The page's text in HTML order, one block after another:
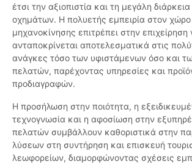
έτσι την αξιοπιστία και τη μεγάλη
οχημάτων. Η πολυετής εμπειρία στον χώρο
μηχανοκίνησης επιτρέπει στην επιχείρηση
ανταποκρίνεται αποτελεσματικά στις
ανάγκες τόσο των υφιστάμενων όσο και
πελατών, παρέχοντας υπηρεσίες και
προδιαγραφών.
Η προσήλωση στην ποιότητα, η
τεχνογνωσία και η αφοσίωση στην
πελατών συμβάλλουν καθοριστικά στην
λύσεων στη συντήρηση και επισκευή
λεωφορείων, διαμορφώνοντας σχέσεις